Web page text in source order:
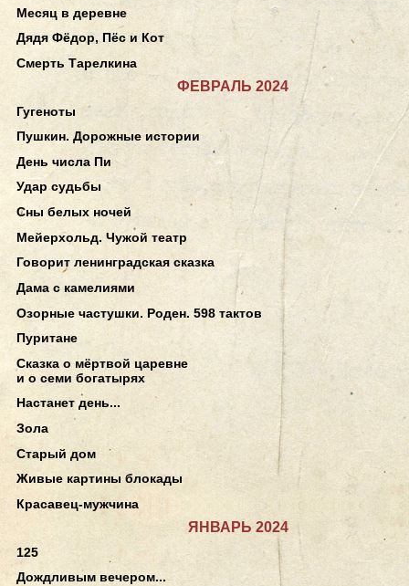
Месяц в деревне
Дядя Фёдор, Пёс и Кот
Смерть Тарелкина
ФЕВРАЛЬ 2024
Гугеноты
Пушкин. Дорожные истории
День числа Пи
Удар судьбы
Сны белых ночей
Мейерхольд. Чужой театр
Говорит ленинградская сказка
Дама с камелиями
Озорные частушки. Роден. 598 тактов
Пуритане
Сказка о мёртвой царевне
и о семи богатырях
Настанет день...
Зола
Старый дом
Живые картины блокады
Красавец-мужчина
ЯНВАРЬ 2024
125
Дождливым вечером...